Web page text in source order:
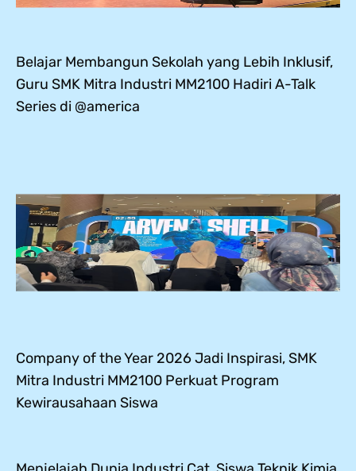
Belajar Membangun Sekolah yang Lebih Inklusif,
Guru SMK Mitra Industri MM2100 Hadiri A-Talk
Series di @america
Company of the Year 2026 Jadi Inspirasi, SMK
Mitra Industri MM2100 Perkuat Program
Kewirausahaan Siswa